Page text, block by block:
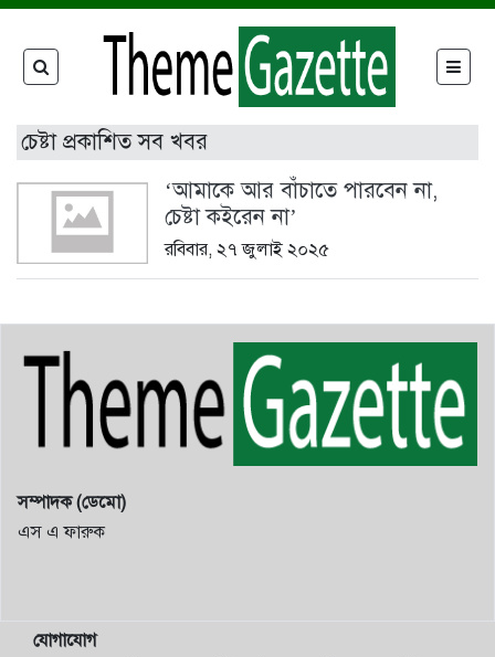
চেষ্টা প্রকাশিত সব খবর
‘আমাকে আর বাঁচাতে পারবেন না,
চেষ্টা কইরেন না’
রবিবার, ২৭ জুলাই ২০২৫
সম্পাদক (ডেমো)
এস এ ফারুক
যোগাযোগ